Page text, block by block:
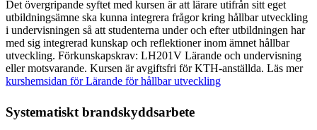
Det övergripande syftet med kursen är att lärare utifrån sitt eget
utbildningsämne ska kunna integrera frågor kring hållbar utveckling
i undervisningen så att studenterna under och efter utbildningen har
med sig integrerad kunskap och reflektioner inom ämnet hållbar
utveckling. Förkunskapskrav: LH201V Lärande och undervisning
eller motsvarande. Kursen är avgiftsfri för KTH-anställda. Läs mer
kurshemsidan för Lärande för hållbar utveckling
Systematiskt brandskyddsarbete